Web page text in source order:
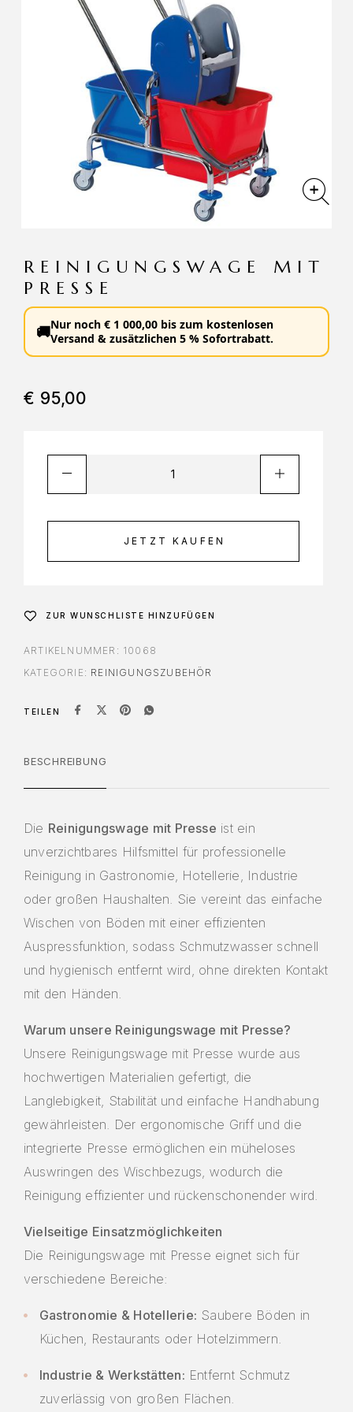
REINIGUNGSWAGE MIT
PRESSE
🚚Nur noch € 1 000,00 bis zum kostenlosen
Versand & zusätzlichen 5 % Sofortrabatt.
€ 95,00
JETZT KAUFEN
ZUR WUNSCHLISTE HINZUFÜGEN
ARTIKELNUMMER: 10068
KATEGORIE: REINIGUNGSZUBEHÖR
TEILEN
BESCHREIBUNG
Die Reinigungswage mit Presse ist ein
unverzichtbares Hilfsmittel für professionelle
Reinigung in Gastronomie, Hotellerie, Industrie
oder großen Haushalten. Sie vereint das einfache
Wischen von Böden mit einer effizienten
Auspressfunktion, sodass Schmutzwasser schnell
und hygienisch entfernt wird, ohne direkten Kontakt
mit den Händen.
Warum unsere Reinigungswage mit Presse?
Unsere Reinigungswage mit Presse wurde aus
hochwertigen Materialien gefertigt, die
Langlebigkeit, Stabilität und einfache Handhabung
gewährleisten. Der ergonomische Griff und die
integrierte Presse ermöglichen ein müheloses
Auswringen des Wischbezugs, wodurch die
Reinigung effizienter und rückenschonender wird.
Vielseitige Einsatzmöglichkeiten
Die Reinigungswage mit Presse eignet sich für
verschiedene Bereiche:
Gastronomie & Hotellerie: Saubere Böden in
Küchen, Restaurants oder Hotelzimmern.
Industrie & Werkstätten: Entfernt Schmutz
zuverlässig von großen Flächen.